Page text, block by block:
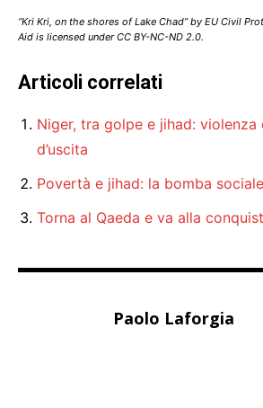
“Kri Kri, on the shores of Lake Chad” by EU Civil
Aid is licensed under CC BY-NC-ND 2.0.
Articoli correlati
Niger, tra golpe e jihad: violenza
d’uscita
Povertà e jihad: la bomba
Torna al Qaeda e va alla
Paolo Laforgia